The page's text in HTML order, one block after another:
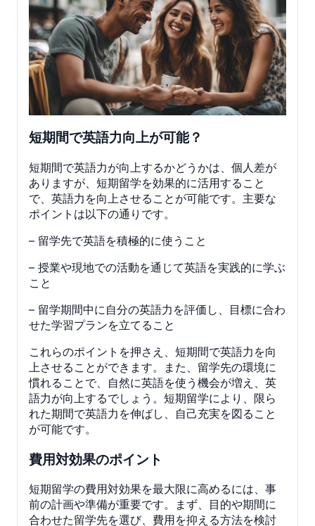
短期間で英語力向上が可能？
短期間で英語力が向上するかどうかは、個人差が
ありますが、短期留学を効果的に活用すること
で、英語力を向上させることが可能です。主要な
ポイントは以下の通りです。
– 留学先で英語を積極的に使うこと
– 授業や現地での活動を通じて英語を実践的に学ぶ
こと
– 留学期間中に自分の英語力を評価し、目標に合わ
せた学習プランを立てること
これらのポイントを押さえ、短期間で英語力を向
上させることができます。また、留学先の環境に
慣れることで、自然に英語を使う機会が増え、英
語力が向上するでしょう。短期留学により、限ら
れた期間で英語力を伸ばし、自己充実を図ること
が可能です。
費用対効果のポイント
短期留学の費用対効果を最大限に高めるには、事
前の計画や準備が重要です。まず、目的や期間に
合わせた留学先を選び、費用を抑える方法を検討